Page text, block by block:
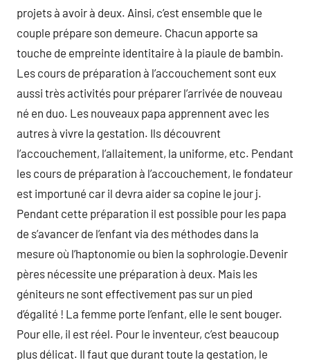
projets à avoir à deux. Ainsi, c’est ensemble que le
couple prépare son demeure. Chacun apporte sa
touche de empreinte identitaire à la piaule de bambin.
Les cours de préparation à l’accouchement sont eux
aussi très activités pour préparer l’arrivée de nouveau
né en duo. Les nouveaux papa apprennent avec les
autres à vivre la gestation. Ils découvrent
l’accouchement, l’allaitement, la uniforme, etc. Pendant
les cours de préparation à l’accouchement, le fondateur
est importuné car il devra aider sa copine le jour j.
Pendant cette préparation il est possible pour les papa
de s’avancer de l’enfant via des méthodes dans la
mesure où l’haptonomie ou bien la sophrologie.Devenir
pères nécessite une préparation à deux. Mais les
géniteurs ne sont effectivement pas sur un pied
d’égalité ! La femme porte l’enfant, elle le sent bouger.
Pour elle, il est réel. Pour le inventeur, c’est beaucoup
plus délicat. Il faut que durant toute la gestation, le